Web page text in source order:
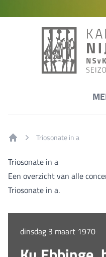
Triosonate in a
Triosonate in a
Een overzicht van alle
Triosonate in a.
dinsdag 3 maart 1970